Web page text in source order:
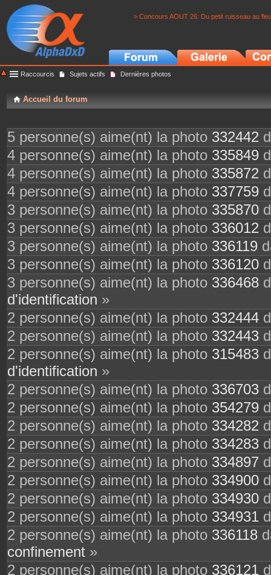
> Concours AOUT 26: Du petit ruisseau au
Raccourcis Sujets actifs Dernières photos
Accueil du forum
5 personne(s) aime(nt) la photo 332442
4 personne(s) aime(nt) la photo 335849
4 personne(s) aime(nt) la photo 335872
4 personne(s) aime(nt) la photo 337759
3 personne(s) aime(nt) la photo 335870
3 personne(s) aime(nt) la photo 336012
3 personne(s) aime(nt) la photo 336119
3 personne(s) aime(nt) la photo 336120
3 personne(s) aime(nt) la photo 336468
d'identification »
2 personne(s) aime(nt) la photo 332444
2 personne(s) aime(nt) la photo 332443
2 personne(s) aime(nt) la photo 315483
d'identification »
2 personne(s) aime(nt) la photo 336703
2 personne(s) aime(nt) la photo 354279
2 personne(s) aime(nt) la photo 334282
2 personne(s) aime(nt) la photo 334283
2 personne(s) aime(nt) la photo 334897
2 personne(s) aime(nt) la photo 334900
2 personne(s) aime(nt) la photo 334930
2 personne(s) aime(nt) la photo 334931
2 personne(s) aime(nt) la photo 336118
confinement »
2 personne(s) aime(nt) la photo 336121